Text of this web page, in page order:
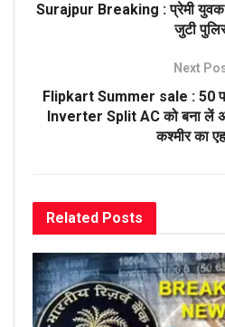
Surajpur Breaking : प्रेमी युवक-
जुटी
Next
Flipkart Summer sale : 50
Inverter Split AC को बना लें
कश्मीर का
Related Posts